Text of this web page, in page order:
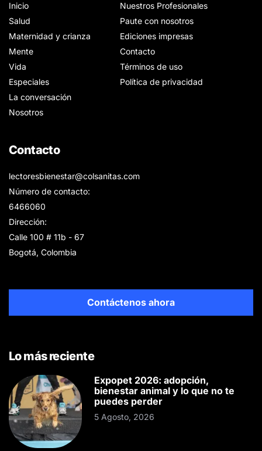
Inicio
Salud
Maternidad y crianza
Mente
Vida
Especiales
La conversación
Nosotros
Nuestros Profesionales
Paute con nosotros
Ediciones impresas
Contacto
Términos de uso
Política de privacidad
Contacto
lectoresbienestar@colsanitas.com
Número de contacto:
6466060
Dirección:
Calle 100 # 11b - 67
Bogotá, Colombia
Contáctenos ahora
Lo más reciente
Expopet 2026: adopción,
bienestar animal y lo que no te
puedes perder
5 Agosto, 2026